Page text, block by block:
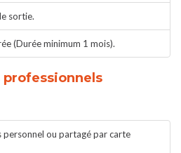
sortie.
(Durée minimum 1 mois).
professionnels
personnel ou partagé par carte